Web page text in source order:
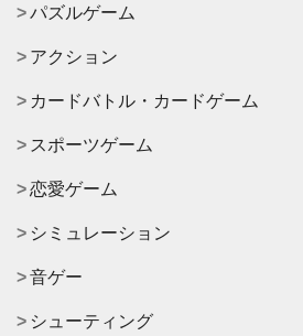
パズルゲーム
アクション
カードバトル・カードゲーム
スポーツゲーム
恋愛ゲーム
シミュレーション
音ゲー
シューティング